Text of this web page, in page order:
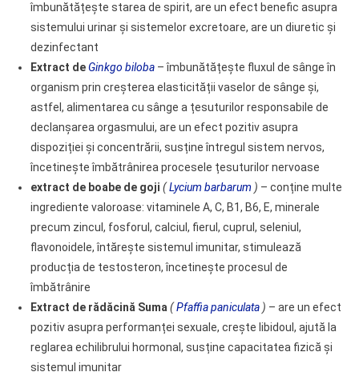
îmbunătățește starea de spirit, are un efect benefic asupra
sistemului urinar și sistemelor excretoare, are un diuretic și
dezinfectant
Extract deGinkgo biloba– îmbunătățește fluxul de sânge în
organism prin creșterea elasticității vaselor de sânge și,
astfel, alimentarea cu sânge a țesuturilor responsabile de
declanșarea orgasmului, are un efect pozitiv asupra
dispoziției și concentrării, susține întregul sistem nervos,
încetinește îmbătrânirea procesele țesuturilor nervoase
extract de boabe de goji (Lycium barbarum ) – conține multe
ingrediente valoroase: vitaminele A, C, B1, B6, E, minerale
precum zincul, fosforul, calciul, fierul, cuprul, seleniul,
flavonoidele, întărește sistemul imunitar, stimulează
producția de testosteron, încetinește procesul de
îmbătrânire
Extract de rădăcină Suma (Pfaffia paniculata) – are un efect
pozitiv asupra performanței sexuale, crește libidoul, ajută la
reglarea echilibrului hormonal, susține capacitatea fizică și
sistemul imunitar